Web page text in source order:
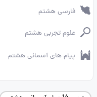
فارسی هشتم
علوم تجربی هشتم
پیام های آسمانی هشتم